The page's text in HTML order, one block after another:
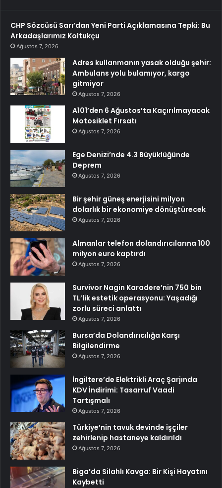
CHP Sözcüsü Sarı’dan Yeni Parti Açıklamasına Tepki: Bu
Arkadaşlarımız Koltukçu
Ağustos 7, 2026
Adres kullanmanın yasak olduğu şehir:
Ambulans yolu bulamıyor, kargo
gitmiyor
Ağustos 7, 2026
A101’den 6 Ağustos’ta Kaçırılmayacak
Motosiklet Fırsatı
Ağustos 7, 2026
Ege Denizi’nde 4.3 Büyüklüğünde
Deprem
Ağustos 7, 2026
Bir şehir güneş enerjisini milyon
dolarlık bir ekonomiye dönüştürecek
Ağustos 7, 2026
Almanlar telefon dolandırıcılarına 100
milyon euro kaptırdı
Ağustos 7, 2026
Survivor Nagin Karadere’nin 750 bin
TL’lik estetik operasyonu: Yaşadığı
zorlu süreci anlattı
Ağustos 7, 2026
Bursa’da Dolandırıcılığa Karşı
Bilgilendirme
Ağustos 7, 2026
İngiltere’de Elektrikli Araç Şarjında
KDV İndirimi: Tasarruf Vaadi
Tartışmalı
Ağustos 7, 2026
Türkiye’nin tavuk devinde işçiler
zehirlenip hastaneye kaldırıldı
Ağustos 7, 2026
Biga’da Silahlı Kavga: Bir Kişi Hayatını
Kaybetti